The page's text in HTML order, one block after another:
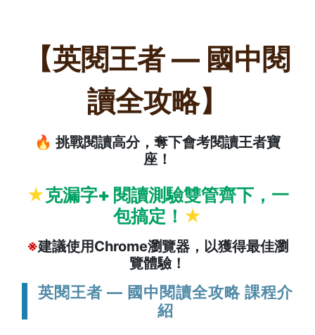
【英閱王者 — 國中閱
讀全攻略】
🔥 挑戰閱讀高分，奪下會考閱讀王者寶
座！
★克漏字+ 閱讀測驗雙管齊下，一
包搞定！ ★
※建議使用Chrome瀏覽器，以獲得最佳瀏
覽體驗！
英閱王者 — 國中閱讀全攻略 課程介
紹